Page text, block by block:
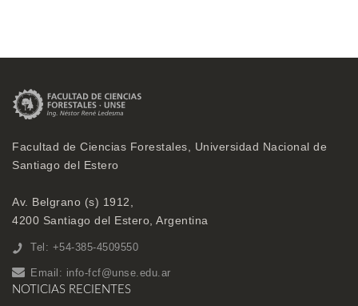
Facultad de Ciencias Forestales, Universidad Nacional de
Santiago del Estero
Av. Belgrano (s) 1912,
4200 Santiago del Estero, Argentina
Tel: +54-385-4509550
Email: info-fcf@unse.edu.ar
NOTICIAS RECIENTES